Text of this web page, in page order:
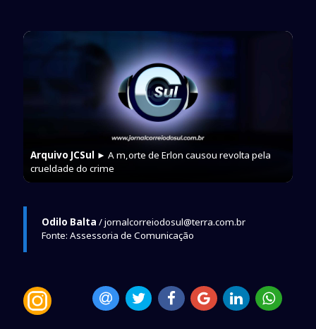
Arquivo JCSul ► A m,orte de Erlon causou revolta pela
crueldade do crime
Odilo Balta / jornalcorreiodosul@terra.com.br
Fonte: Assessoria de Comunicação